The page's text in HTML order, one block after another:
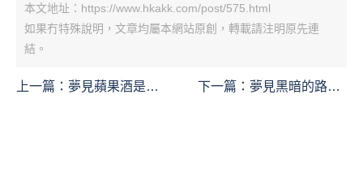
本文地址：https://www.hkakk.com/post/575.html
如果冇特殊說明，文章均屬本網站原創，轉載請注明原先連
結。
上一篇： 夢見蘋果酒是什
下一篇： 夢見黑暗的路是